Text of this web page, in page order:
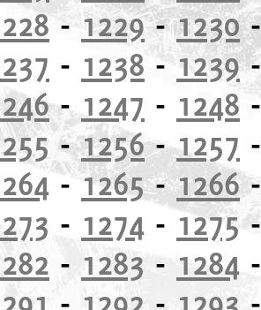
-1229-1230
- 1238 -1239
- 1247 - 1248
-1256-1257
-1265-1266
- 1274 - 1275
- 1283 - 1284